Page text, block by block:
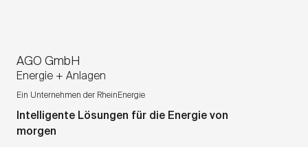
AGO GmbH
Energie + Anlagen
Ein Unternehmen der RheinEnergie
Intelligente Lösungen für die Energie von
morgen